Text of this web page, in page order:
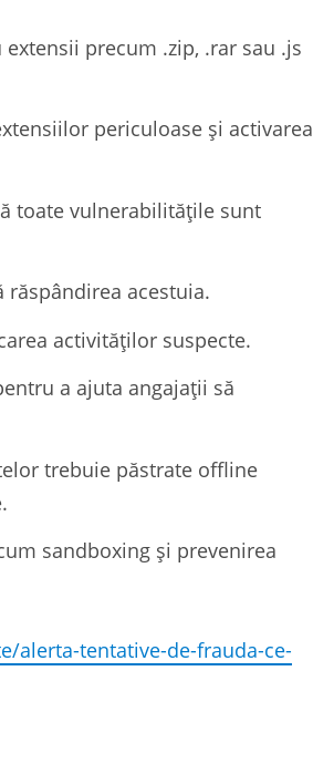
extensii precum .zip, .rar sau .js
periculoase și activarea
toate vulnerabilitățile sunt
răspândirea acestuia.
activităților suspecte.
a ajuta angajații să
trebuie păstrate offline
sandboxing și prevenirea
alerta-tentative-de-frauda-ce-